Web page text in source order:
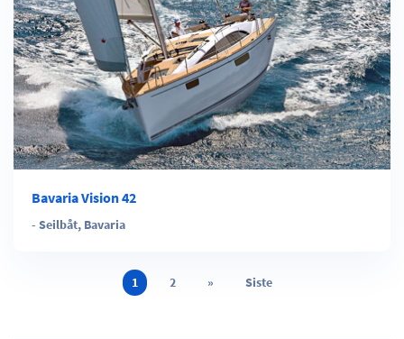
Bavaria Vision 42
- Seilbåt, Bavaria
1 2 » Siste